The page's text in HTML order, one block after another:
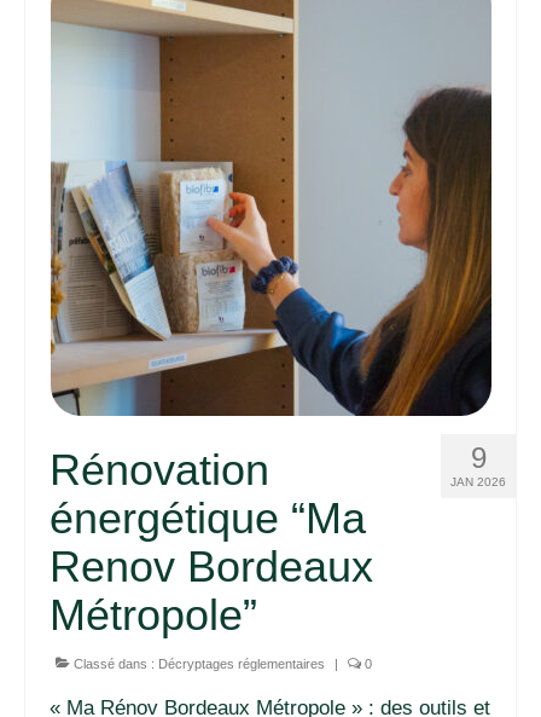
9
JAN 2026
Rénovation
énergétique “Ma
Renov Bordeaux
Métropole”
Classé dans : Décryptages réglementaires | 0
« Ma Rénov Bordeaux Métropole » : des outils et